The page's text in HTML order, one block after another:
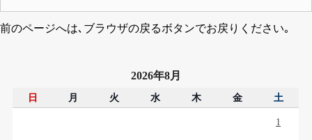
前のページへは､ブラウザの戻るボタンでお戻りください｡
2026年8月
日 月 火 水 木 金 土
1